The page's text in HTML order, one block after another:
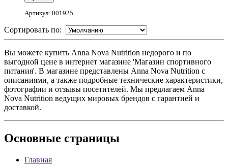
Артикул: 001925
Сортировать по:
Вы можете купить Anna Nova Nutrition недорого и по
выгодной цене в интернет магазине 'Магазин спортивного
питания'. В магазине представлены Anna Nova Nutrition с
описаниями, а также подробные технические характеристики,
фотографии и отзывы посетителей. Мы предлагаем Anna
Nova Nutrition ведущих мировых брендов с гарантией и
доставкой.
Основные страницы
Главная